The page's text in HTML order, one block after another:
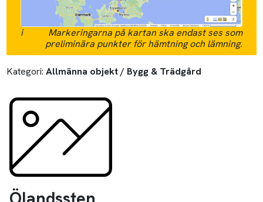
i
Markeringarna på kartan ska endast ses som
preliminära punkter för hämtning och lämning.
Kategori: Allmänna objekt / Bygg & Trädgård